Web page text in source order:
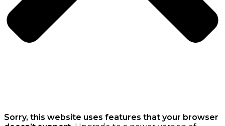
Sorry, this website uses features that your browser